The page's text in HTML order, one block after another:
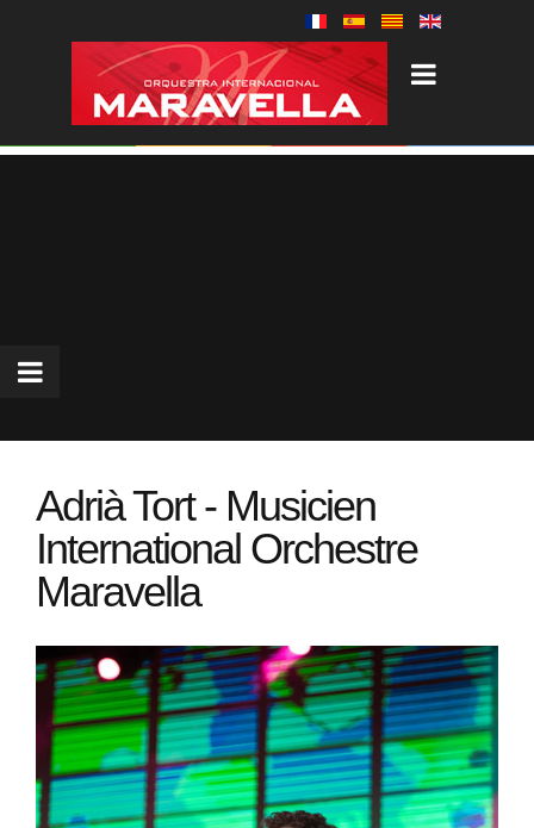
Adrià Tort - Musicien
International Orchestre
Maravella